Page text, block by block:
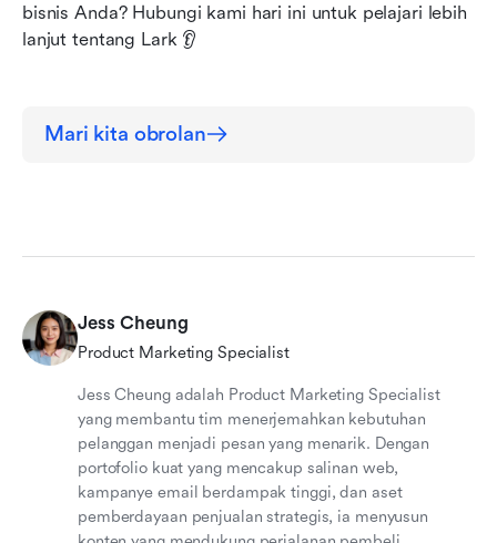
bisnis Anda? Hubungi kami hari ini untuk pelajari lebih
lanjut tentang Lark 👂
Mari kita obrolan
Jess Cheung
Product Marketing Specialist
Jess Cheung adalah Product Marketing Specialist
yang membantu tim menerjemahkan kebutuhan
pelanggan menjadi pesan yang menarik. Dengan
portofolio kuat yang mencakup salinan web,
kampanye email berdampak tinggi, dan aset
pemberdayaan penjualan strategis, ia menyusun